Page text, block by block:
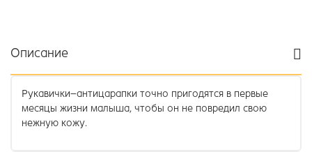
Описание
Рукавички–антицарапки точно пригодятся в первые
месяцы жизни малыша, чтобы он не повредил свою
нежную кожу.